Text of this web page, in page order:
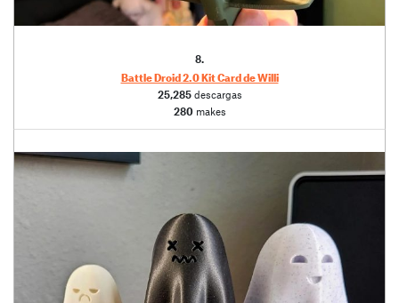
8.
Battle Droid 2.0 Kit Card de Willi
25,285 descargas
280 makes